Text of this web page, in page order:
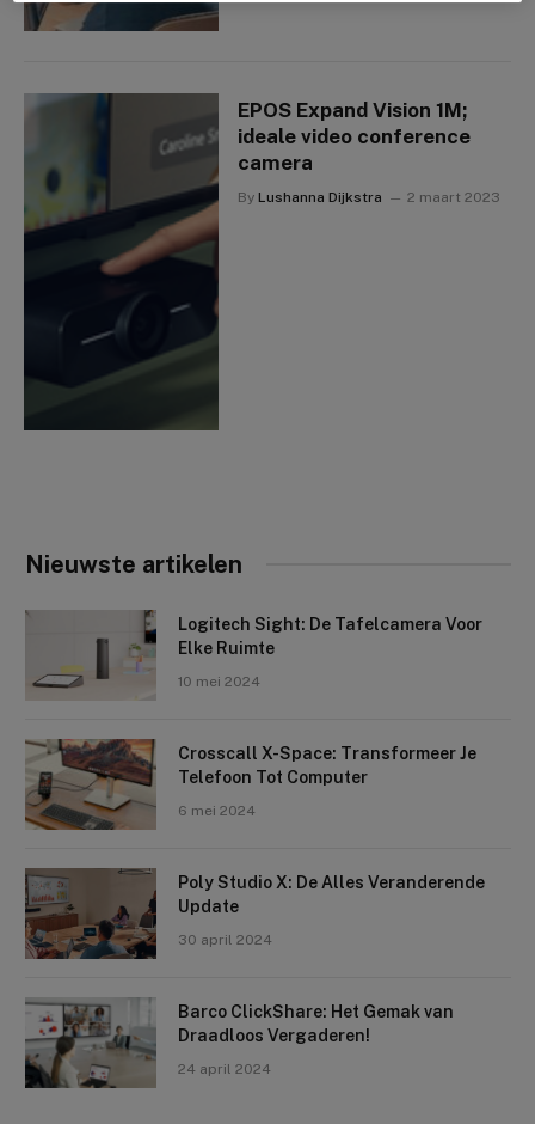
EPOS Expand Vision 1M;
ideale video conference
camera
By Lushanna Dijkstra 2 maart 2023
Nieuwste artikelen
Logitech Sight: De Tafelcamera Voor
Elke Ruimte
10 mei 2024
Crosscall X-Space: Transformeer Je
Telefoon Tot Computer
6 mei 2024
Poly Studio X: De Alles Veranderende
Update
30 april 2024
Barco ClickShare: Het Gemak van
Draadloos Vergaderen!
24 april 2024